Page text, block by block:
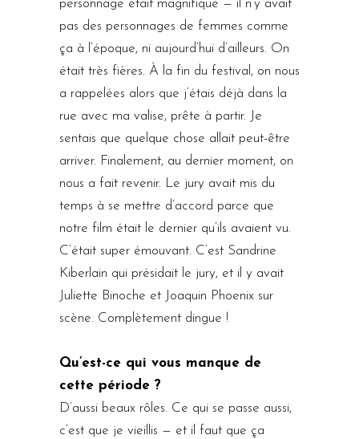
personnage était magnifique — il n’y avait
pas des personnages de femmes comme
ça à l’époque, ni aujourd’hui d’ailleurs. On
était très fières. À la fin du festival, on nous
a rappelées alors que j’étais déjà dans la
rue avec ma valise, prête à partir. Je
sentais que quelque chose allait peut-être
arriver. Finalement, au dernier moment, on
nous a fait revenir. Le jury avait mis du
temps à se mettre d’accord parce que
notre film était le dernier qu’ils avaient vu.
C’était super émouvant. C’est Sandrine
Kiberlain qui présidait le jury, et il y avait
Juliette Binoche et Joaquin Phoenix sur
scène. Complètement dingue !
Qu’est-ce qui vous manque de
cette période ?
D’aussi beaux rôles. Ce qui se passe aussi,
c’est que je vieillis — et il faut que ça